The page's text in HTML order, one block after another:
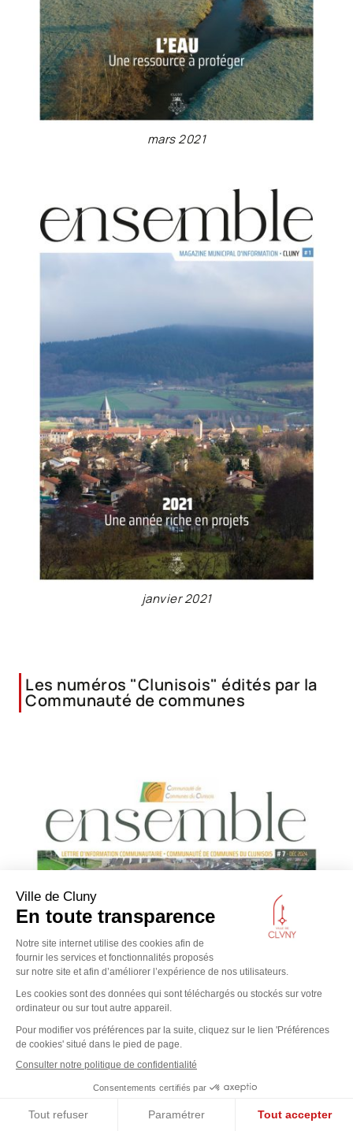
mars 2021
janvier 2021
Les numéros "Clunisois" édités par la
Communauté de communes